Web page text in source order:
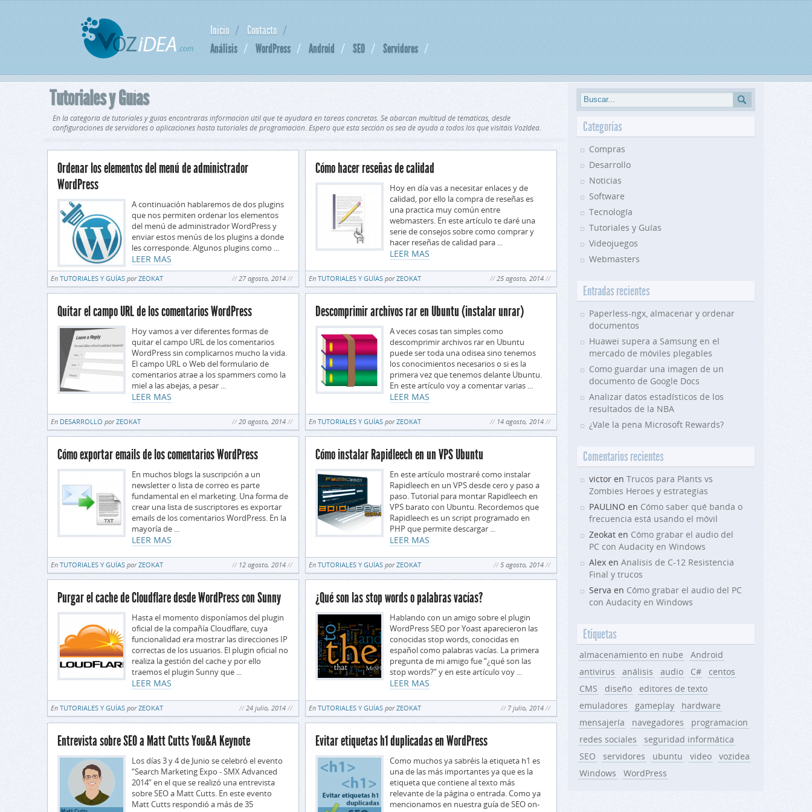
Inicio
Contacto
Análisis
WordPress Android SEO Servidores
Tutoriales y Guías
En la categoría de tutoriales y guías encontrarás información útil que te ayudará en tareas concretas. Se abarcan multitud de temáticas, desde
configuraciones de servidores o aplicaciones hasta tutoriales de programación. Espero que esta sección os sea de ayuda a todos los que visitáis VozIdea.
Ordenar los elementos del menú de administrador
WordPress
A continuación hablaremos de dos plugins
que nos permiten ordenar los elementos
del menú de administrador WordPress y
enviar estos menús de los plugins a donde
les corresponde. Algunos plugins como ...
LEER MAS
En TUTORIALES Y GUÍAS porZEOKAT 27 agosto, 2014
Cómo hacer reseñas de calidad
Hoy en día vas a necesitar enlaces y de
calidad, por ello la compra de reseñas es
una practica muy común entre
webmasters. En este artículo te daré una
serie de consejos sobre como comprar y
hacer reseñas de calidad para ...
LEER MAS
En TUTORIALES Y GUÍAS porZEOKAT 25 agosto, 2014
Quitar el campo URL de los comentarios WordPress
Hoy vamos a ver diferentes formas de
quitar el campo URL de los comentarios
WordPress sin complicarnos mucho la vida.
El campo URL o Web del formulario de
comentarios atrae a los spammers como la
miel a las abejas, a pesar ...
LEER MAS
En DESARROLLO porZEOKAT 20 agosto, 2014
Descomprimir archivos rar en Ubuntu (instalar unrar)
A veces cosas tan simples como
descomprimir archivos rar en Ubuntu
puede ser toda una odisea sino tenemos
los conocimientos necesarios o si es la
primera vez que tenemos delante Ubuntu.
En este artículo voy a comentar varias ...
LEER MAS
En TUTORIALES Y GUÍAS porZEOKAT 14 agosto, 2014
Cómo exportar emails de los comentarios WordPress
En muchos blogs la suscripción a un
newsletter o lista de correo es parte
fundamental en el marketing. Una forma de
crear una lista de suscriptores es exportar
emails de los comentarios WordPress. En la
mayoría de ...
LEER MAS
En TUTORIALES Y GUÍAS porZEOKAT 12 agosto, 2014
Cómo instalar Rapidleech en un VPS Ubuntu
En este artículo mostraré como instalar
Rapidleech en un VPS desde cero y paso a
paso. Tutorial para montar Rapidleech en
VPS barato con Ubuntu. Recordemos que
Rapidleech es un script programado en
PHP que permite descargar ...
LEER MAS
En TUTORIALES Y GUÍAS porZEOKAT 5 agosto, 2014
Purgar el cache de Cloudflare desde WordPress con Sunny
Hasta el momento disponíamos del plugin
oficial de la compañía Cloudflare, cuya
funcionalidad era mostrar las direcciones IP
correctas de los usuarios. El plugin oficial no
realiza la gestión del cache y por ello
traemos el plugin Sunny que ...
LEER MAS
En TUTORIALES Y GUÍAS porZEOKAT 24 julio, 2014
¿Qué son las stop words o palabras vacías?
Hablando con un amigo sobre el plugin
WordPress SEO por Yoast aparecieron las
conocidas stop words, conocidas en
español como palabras vacías. La primera
pregunta de mi amigo fue “¿qué son las
stop words?” y en este artículo voy ...
LEER MAS
En TUTORIALES Y GUÍAS porZEOKAT 7 julio, 2014
Entrevista sobre SEO a Matt Cutts You&A Keynote
Los días 3 y 4 de Junio se celebró el evento
“Search Marketing Expo - SMX Advanced
2014” en el que se realizó una entrevista
sobre SEO a Matt Cutts. En este evento
Matt Cutts respondió a más de 35
Evitar etiquetas h1 duplicadas en WordPress
Como muchos ya sabréis la etiqueta h1 es
una de las más importantes ya que es la
etiqueta que contiene al texto más
relevante de la página o entrada. Como ya
mencionamos en nuestra guía de SEO on-
Categorías
Compras
Desarrollo
Noticias
Software
Tecnología
Tutoriales y Guías
Videojuegos
Webmasters
Entradas recientes
Paperless-ngx, almacenar y ordenar
documentos
Huawei supera a Samsung en el
mercado de móviles plegables
Como guardar una imagen de un
documento de Google Docs
Analizar datos estadísticos de los
resultados de la NBA
¿Vale la pena Microsoft Rewards?
Comentarios recientes
victor en Trucos para Plants vs
Zombies Heroes y estrategias
PAULINO en Cómo saber qué banda o
frecuencia está usando el móvil
Zeokat en Cómo grabar el audio del
PC con Audacity en Windows
Alex en Analisis de C-12 Resistencia
Final y trucos
Serva en Cómo grabar el audio del PC
con Audacity en Windows
Etiquetas
almacenamiento en nube
Android
antivirus
análisis audio C#
centos
CMS
diseño
editores de texto
emuladores
gameplay
hardware
mensajería
navegadores
programacion
redes sociales
seguridad informática
SEO
servidores ubuntu video
vozidea
Windows
WordPress